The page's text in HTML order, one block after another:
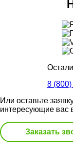
8
Или оставьте
интересующие вас
Заказать